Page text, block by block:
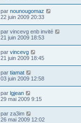
par nounougomaz
22 juin 2009 20:33
par vincevg enb invité
21 juin 2009 18:53
par vincevg
21 juin 2009 18:45
par tiamat
03 juin 2009 12:58
par lgjean
29 mai 2009 9:15
par za3im
26 mai 2009 12:02